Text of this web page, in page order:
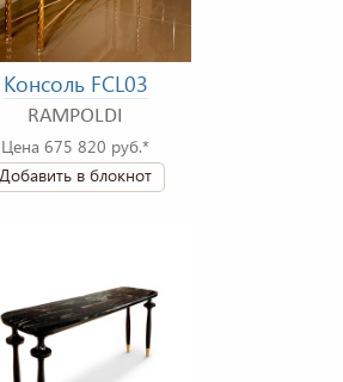
Консоль FCL03
RAMPOLDI
Цена 675 820 руб.*
Добавить в блокнот